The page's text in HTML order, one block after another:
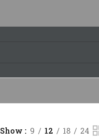
Show 9 12 18 24